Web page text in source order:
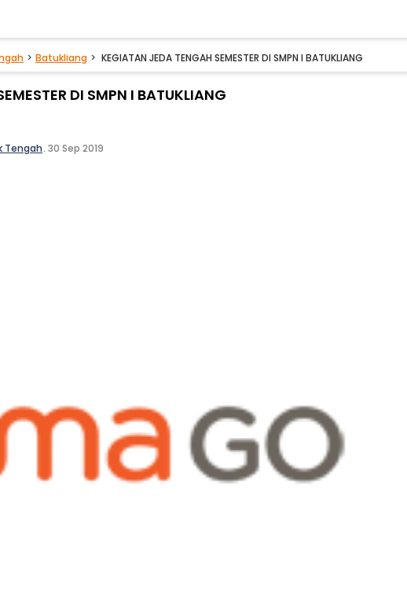
Batukliang KEGIATAN JEDA TENGAH SEMESTER DI SMPN I BATUKLIANG
DI SMPN I BATUKLIANG
Tengah. 30 Sep 2019